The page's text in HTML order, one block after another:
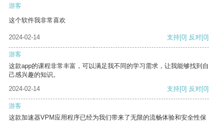
游客
这个软件我非常喜欢
2024-02-14 支持[0] 反对[0]
游客
这款app的课程非常丰富，可以满足我不同的学习需求，让我能够找到自
己感兴趣的知识。
2024-02-14
支持[0] 反对[0]
游客
这款加速器VPM应用程序已经为我们带来了无限的流畅体验和安全性保